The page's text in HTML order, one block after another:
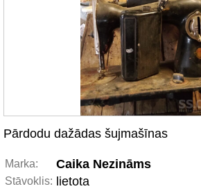
Pārdodu dažādas šujmašīnas
Marka: Caika Nezināms
Stāvoklis: lietota